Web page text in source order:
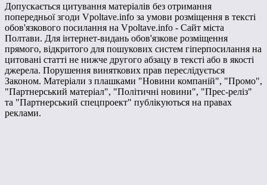
Допускається цитування матеріалів без отримання
попередньої згоди Vpoltave.info за умови розміщення в тексті
обов'язкового посилання на Vpoltave.info - Сайт міста
Полтави. Для інтернет-видань обов'язкове розміщення
прямого, відкритого для пошукових систем гіперпосилання на
цитовані статті не нижче другого абзацу в тексті або в якості
джерела. Порушення виняткових прав переслідується
Законом. Матеріали з плашками "Новини компаній", "Промо",
"Партнерський матеріал", "Політичні новини", "Прес-реліз"
та "Партнерський спецпроект" публікуються на правах
реклами.